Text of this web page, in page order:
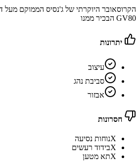
GV80 הבכיר ממנו
יתרונות
עיצוב
סביבת נהג
אבזור
חסרונות
Xנוחות נסיעה
Xבידוד רעשים
Xתא מטען